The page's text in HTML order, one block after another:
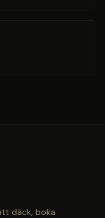
däck, boka